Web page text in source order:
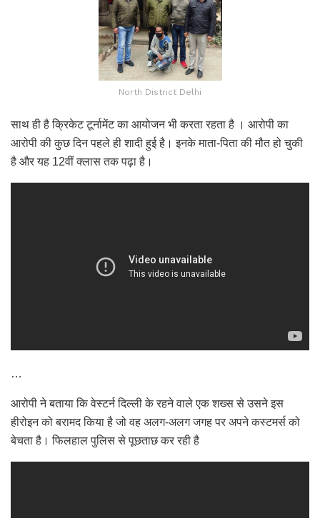
North District Delhi
साथ ही है क्रिकेट टूर्नामेंट का आयोजन भी करता रहता है । आरोपी का
आरोपी की कुछ दिन पहले ही शादी हुई है। इनके माता-पिता की मौत हो चुकी
है और यह 12वीं क्लास तक पढ़ा है।
…
आरोपी ने बताया कि वेस्टर्न दिल्ली के रहने वाले एक शख्स से उसने इस
हीरोइन को बरामद किया है जो वह अलग-अलग जगह पर अपने कस्टमर्स को
बेचता है। फिलहाल पुलिस से पूछताछ कर रही है